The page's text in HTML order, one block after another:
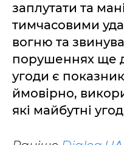
заплутати та
тимчасовими
вогню та
порушеннях ще
угоди є
ймовірно,
які майбутні